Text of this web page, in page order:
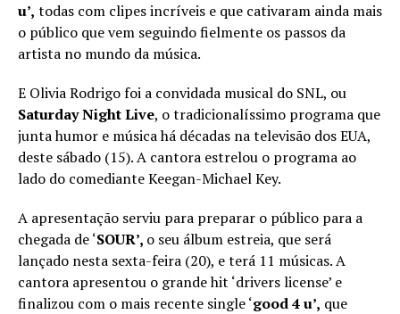
u’, todas com clipes incríveis e que cativaram ainda mais
o público que vem seguindo fielmente os passos da
artista no mundo da música.
E Olivia Rodrigo foi a convidada musical do SNL, ou
Saturday Night Live, o tradicionalíssimo programa que
junta humor e música há décadas na televisão dos EUA,
deste sábado (15). A cantora estrelou o programa ao
lado do comediante Keegan-Michael Key.
A apresentação serviu para preparar o público para a
chegada de ‘SOUR’, o seu álbum estreia, que será
lançado nesta sexta-feira (20), e terá 11 músicas. A
cantora apresentou o grande hit ‘drivers license’ e
finalizou com o mais recente single ‘good 4 u’, que